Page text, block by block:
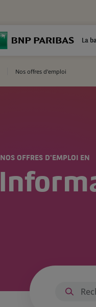
La
Nos offres d'emploi
NOS OFFRES D'EMPLOI EN